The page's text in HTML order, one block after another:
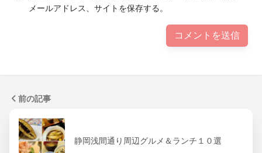
メールアドレス、サイトを保存する。
前の記事
静岡浅間通り周辺グルメ＆ランチ１０選